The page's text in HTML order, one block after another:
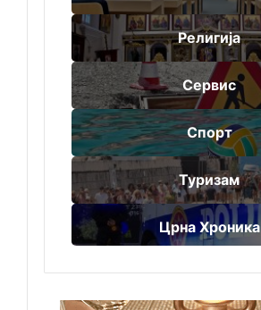
Религија
Сервис
Спорт
Туризам
Црна Хроника